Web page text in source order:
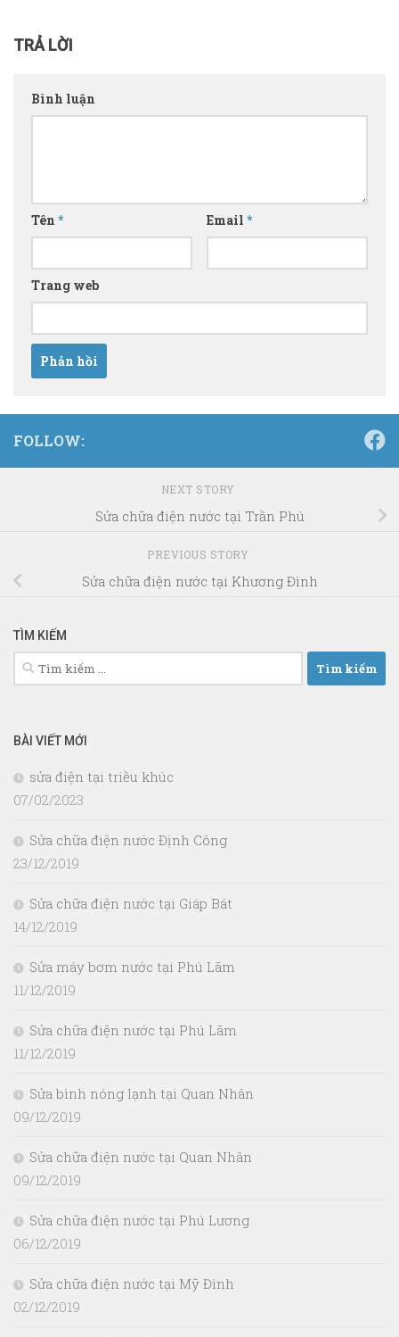
TRẢ LỜI
Bình luận
Tên * Email *
Trang web
FOLLOW:
NEXT STORY
Sửa chữa điện nước tại Trần Phú
PREVIOUS STORY
Sửa chữa điện nước tại Khương Đình
TÌM KIẾM
Tìm
kiếm
BÀI VIẾT MỚI
sửa điện tại triều khúc
07/02/2023
Sửa chữa điện nước Định Công
23/12/2019
Sửa chữa điện nước tại Giáp Bát
14/12/2019
Sửa máy bơm nước tại Phú Lãm
11/12/2019
Sửa chữa điện nước tại Phú Lãm
11/12/2019
Sửa bình nóng lạnh tại Quan Nhân
09/12/2019
Sửa chữa điện nước tại Quan Nhân
09/12/2019
Sửa chữa điện nước tại Phú Lương
06/12/2019
Sửa chữa điện nước tại Mỹ Đình
02/12/2019